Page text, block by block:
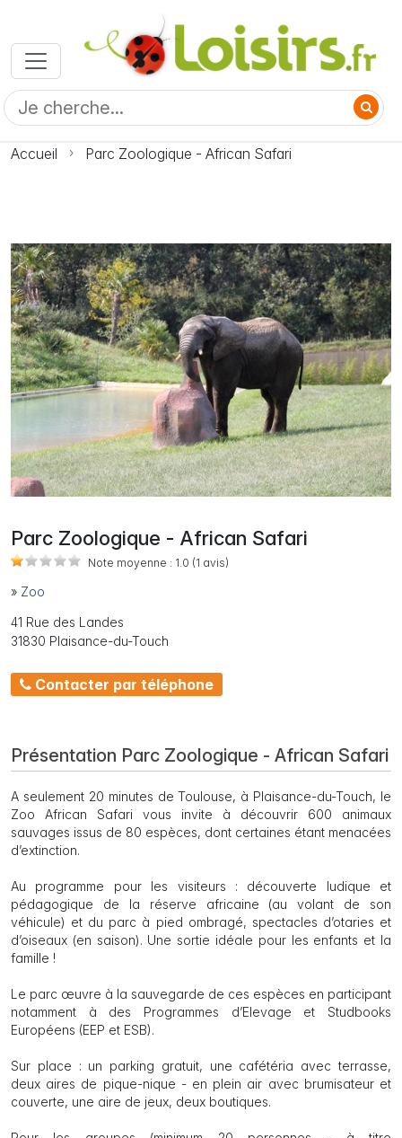
Accueil Parc Zoologique - African Safari
Photo Parc Zoologique - African Safari
Parc Zoologique - African Safari
Note moyenne : 1.0 (1 avis)
» Zoo
41 Rue des Landes
31830 Plaisance-du-Touch
Contacter par téléphone
Présentation Parc Zoologique - African Safari
A seulement 20 minutes de Toulouse, à Plaisance-du-Touch, le
Zoo African Safari vous invite à découvrir 600 animaux
sauvages issus de 80 espèces, dont certaines étant menacées
d’extinction.
Au programme pour les visiteurs : découverte ludique et
pédagogique de la réserve africaine (au volant de son
véhicule) et du parc à pied ombragé, spectacles d’otaries et
d’oiseaux (en saison). Une sortie idéale pour les enfants et la
famille !
Le parc œuvre à la sauvegarde de ces espèces en participant
notamment à des Programmes d’Elevage et Studbooks
Européens (EEP et ESB).
Sur place : un parking gratuit, une cafétéria avec terrasse,
deux aires de pique-nique - en plein air avec brumisateur et
couverte, une aire de jeux, deux boutiques.